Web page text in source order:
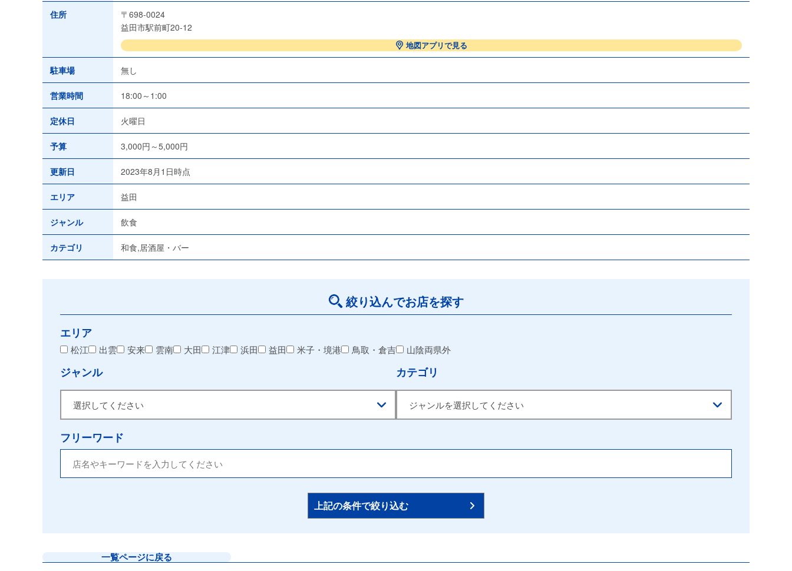
住所
〒698-0024
益田市駅前町20-12
地図アプリで見る
駐車場 無し
営業時間 18:00～1:00
定休日 火曜日
予算 3,000円～5,000円
更新日 2023年8月1日時点
エリア 益田
ジャンル 飲食
カテゴリ 和食,居酒屋・バー
絞り込んでお店を探す
エリア
松江 出雲 安来 雲南 大田 江津 浜田 益田 米子・境港 鳥取・倉吉 山陰両県外
ジャンル カテゴリ
フリーワード
上記の条件で絞り込む
一覧ページに戻る